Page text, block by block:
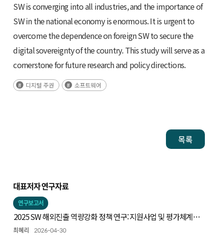
SW is converging into all industries, and the importance of
SW in the national economy is enormous. It is urgent to
overcome the dependence on foreign SW to secure the
digital sovereignty of the country. This study will serve as a
cornerstone for future research and policy directions.
디지털 주권 소프트웨어
목록
대표저자 연구자료
연구보고서
2025 SW 해외진출 역량강화 정책 연구: 지원사업 및 평가체계
개선 방향을 중심으로
최혜리 2026-04-30